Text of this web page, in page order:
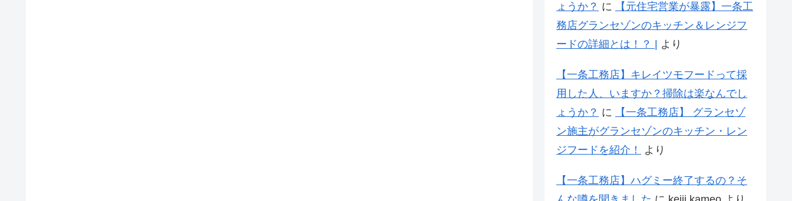
ょうか？ に
【元住宅営業が暴露】一条工
務店グランセゾンのキッチン＆レンジフ
ードの詳細とは！？ |
より
【一条工務店】キレイツモフードって採
用した人、いますか？掃除は楽なんでし
ょうか？ に
【一条工務店】 グランセゾ
ン施主がグランセゾンのキッチン・レン
ジフードを紹介！
より
【一条工務店】ハグミー終了するの？そ